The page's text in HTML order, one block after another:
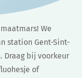
We
station Gent-Sint-
Draag bij voorkeur
of